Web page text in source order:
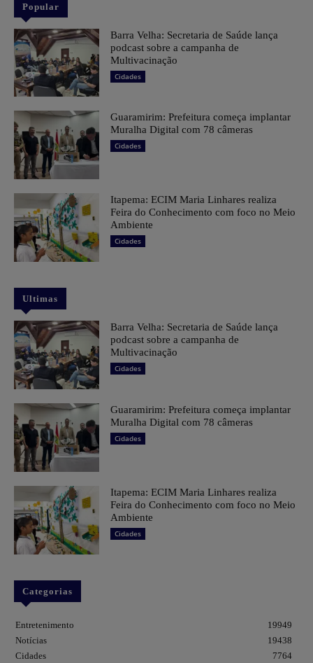
Popular
Barra Velha: Secretaria de Saúde lança
podcast sobre a campanha de
Multivacinação
Cidades
Guaramirim: Prefeitura começa implantar
Muralha Digital com 78 câmeras
Cidades
Itapema: ECIM Maria Linhares realiza
Feira do Conhecimento com foco no Meio
Ambiente
Cidades
Ultimas
Barra Velha: Secretaria de Saúde lança
podcast sobre a campanha de
Multivacinação
Cidades
Guaramirim: Prefeitura começa implantar
Muralha Digital com 78 câmeras
Cidades
Itapema: ECIM Maria Linhares realiza
Feira do Conhecimento com foco no Meio
Ambiente
Cidades
Categorias
Entretenimento
19949
Notícias
19438
Cidades
7764